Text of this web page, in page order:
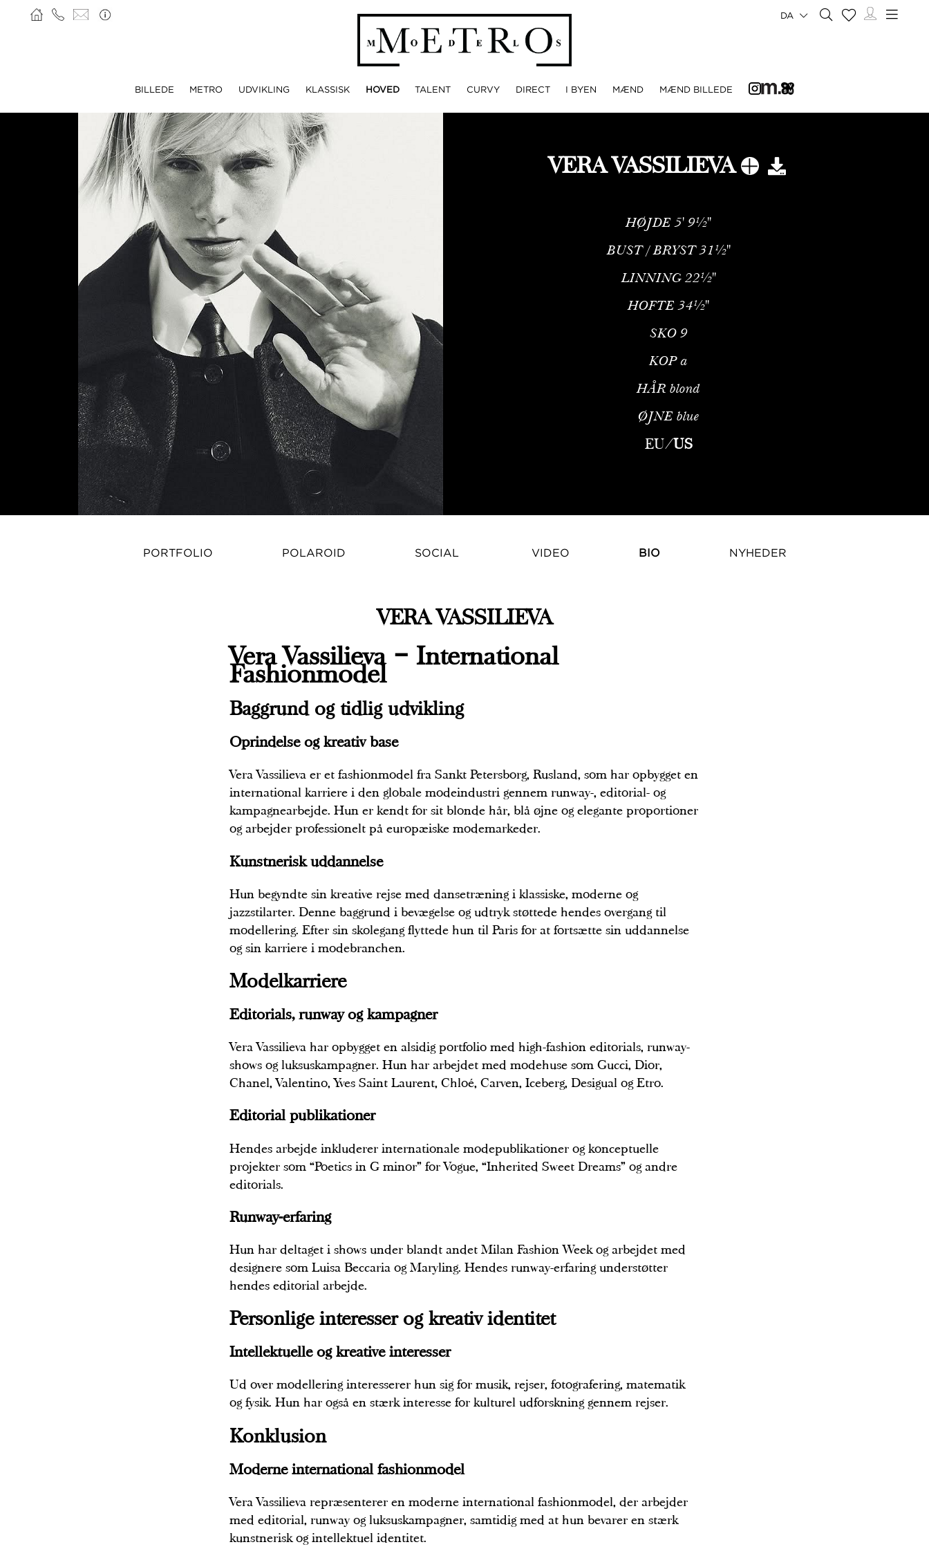
BILLEDE METRO UDVIKLING KLASSISK HOVED TALENT CURVY DIRECT I BYEN MÆND MÆND BILLEDE
DA
VERA VASSILIEVA
HØJDE 5' 9½''
BUST / BRYST31½''
LINNING 22½''
HOFTE 34½''
SKO 9
KOP a
HÅR blond
ØJNE blue
EU/US
PORTFOLIO POLAROID SOCIAL VIDEO BIO NYHEDER
VERA VASSILIEVA
Vera Vassilieva – International
Fashionmodel
Baggrund og tidlig udvikling
Oprindelse og kreativ base
Vera Vassilieva er et fashionmodel fra Sankt Petersborg, Rusland, som har opbygget en
international karriere i den globale modeindustri gennem runway-, editorial- og
kampagnearbejde. Hun er kendt for sit blonde hår, blå øjne og elegante proportioner
og arbejder professionelt på europæiske modemarkeder.
Kunstnerisk uddannelse
Hun begyndte sin kreative rejse med dansetræning i klassiske, moderne og
jazzstilarter. Denne baggrund i bevægelse og udtryk støttede hendes overgang til
modellering. Efter sin skolegang flyttede hun til Paris for at fortsætte sin uddannelse
og sin karriere i modebranchen.
Modelkarriere
Editorials, runway og kampagner
Vera Vassilieva har opbygget en alsidig portfolio med high-fashion editorials, runway-
shows og luksuskampagner. Hun har arbejdet med modehuse som Gucci, Dior,
Chanel, Valentino, Yves Saint Laurent, Chloé, Carven, Iceberg, Desigual og Etro.
Editorial publikationer
Hendes arbejde inkluderer internationale modepublikationer og konceptuelle
projekter som “Poetics in G minor” for Vogue, “Inherited Sweet Dreams” og andre
editorials.
Runway-erfaring
Hun har deltaget i shows under blandt andet Milan Fashion Week og arbejdet med
designere som Luisa Beccaria og Maryling. Hendes runway-erfaring understøtter
hendes editorial arbejde.
Personlige interesser og kreativ identitet
Intellektuelle og kreative interesser
Ud over modellering interesserer hun sig for musik, rejser, fotografering, matematik
og fysik. Hun har også en stærk interesse for kulturel udforskning gennem rejser.
Konklusion
Moderne international fashionmodel
Vera Vassilieva repræsenterer en moderne international fashionmodel, der arbejder
med editorial, runway og luksuskampagner, samtidig med at hun bevarer en stærk
kunstnerisk og intellektuel identitet.